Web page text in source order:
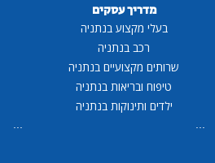
מדריך עסקים
בעלי מקצוע בנתניה
רכב בנתניה
שרותים מקצועיים בנתניה
טיפוח ובריאות בנתניה
ילדים ותינוקות בנתניה